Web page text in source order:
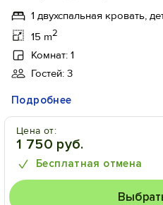
1 двухспальная кровать,
15 m2
Комнат: 1
Гостей: 3
Подробнее
Цена от:
1 750 руб.
Бесплатная отмена